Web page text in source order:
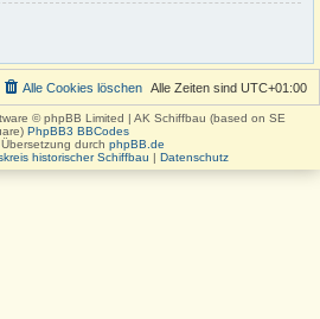
Alle Zeiten sind UTC+01:00
Alle Cookies löschen
© phpBB Limited | AK Schiffbau (based on SE
PhpBB3 BBCodes
durch phpBB.de
historischer Schiffbau | Datenschutz